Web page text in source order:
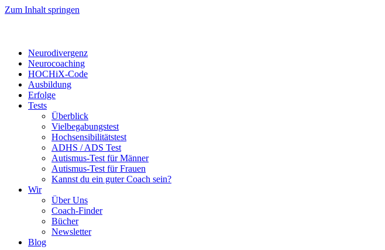
Zum Inhalt springen
Neurodivergenz
Neurocoaching
HOCHiX-Code
Ausbildung
Erfolge
Tests
Überblick
Vielbegabungstest
Hochsensibilitätstest
ADHS / ADS Test
Autismus-Test für Männer
Autismus-Test für Frauen
Kannst du ein guter Coach sein?
Wir
Über Uns
Coach-Finder
Bücher
Newsletter
Blog